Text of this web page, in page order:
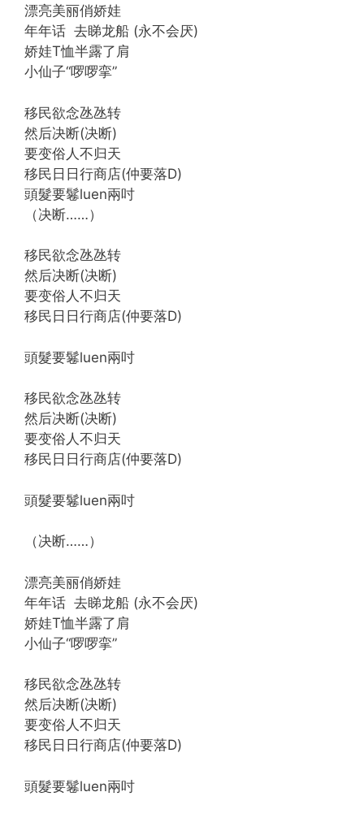
漂亮美丽俏娇娃
年年话 去睇龙船 (永不会厌)
娇娃T恤半露了肩
小仙子“啰啰挛”
移民欲念氹氹转
然后决断(决断)
要变俗人不归天
移民日日行商店(仲要落D)
頭髮要鬈luen兩吋
（决断……）
移民欲念氹氹转
然后决断(决断)
要变俗人不归天
移民日日行商店(仲要落D)
頭髮要鬈luen兩吋
移民欲念氹氹转
然后决断(决断)
要变俗人不归天
移民日日行商店(仲要落D)
頭髮要鬈luen兩吋
（决断……）
漂亮美丽俏娇娃
年年话 去睇龙船 (永不会厌)
娇娃T恤半露了肩
小仙子“啰啰挛”
移民欲念氹氹转
然后决断(决断)
要变俗人不归天
移民日日行商店(仲要落D)
頭髮要鬈luen兩吋